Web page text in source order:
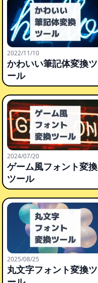
2022/11/10
かわいい筆記体変換ツ
ール
2024/07/20
ゲーム風フォント変換
ツール
2025/08/25
丸文字フォント変換ツ